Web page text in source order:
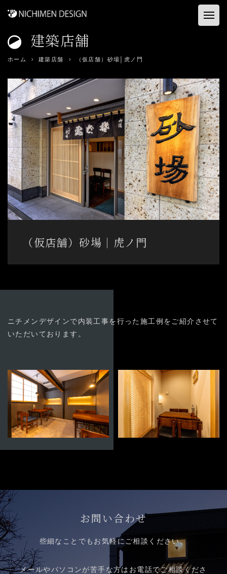
ホーム
建築店舗
コンサル&プロデュース
資料ダウンロード
事業内容
会社概要
03-3894-8971
受付時間9:00〜18:00 [土日祭日除く]
建築店舗
ホーム 建築店舗 （仮店舗）砂場│虎ノ門
（仮店舗）砂場│虎ノ門
ニチメンデザインで内装工事を行った施工例をご紹介させて
いただいております。
お問い合わせ
些細なことでもお気軽にご相談ください。
メールやパソコンが苦手な方はお電話でご相談くださ